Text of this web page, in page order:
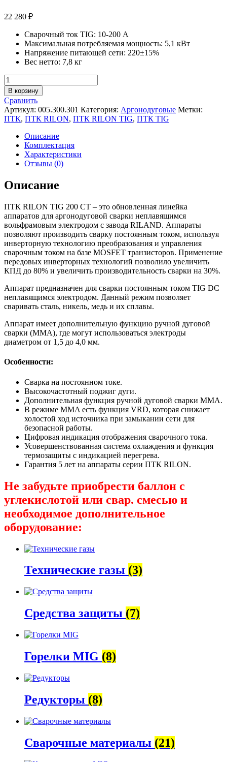
22 280 ₽
Сварочный ток TIG: 10-200 А
Максимальная потребляемая мощность: 5,1 кВт
Напряжение питающей сети: 220±15%
Вес нетто: 7,8 кг
Количество
товара
Аргонодуговой
аппарат
ПТК
RILON
TIG
В корзину
Сравнить
Артикул: 005.300.301 Категория: Аргонодуговые Метки:
ПТК, ПТК RILON, ПТК RILON TIG, ПТК TIG
Описание
Комплектация
Характеристики
Отзывы (0)
Описание
ПТК RILON TIG 200 CT – это обновленная линейка
аппаратов для аргонодуговой сварки неплавящимся
вольфрамовым электродом с завода RILAND. Аппараты
позволяют производить сварку постоянным током, используя
инверторную технологию преобразования и управления
сварочным током на базе MOSFET транзисторов. Применение
передовых инверторных технологий позволило увеличить
КПД до 80% и увеличить производительность сварки на 30%.
Аппарат предназначен для сварки постоянным током TIG DC
неплавящимся электродом. Данный режим позволяет
сваривать сталь, никель, медь и их сплавы.
Аппарат имеет дополнительную функцию ручной дуговой
сварки (MMA), где могут использоваться электроды
диаметром от 1,5 до 4,0 мм.
Особенности:
Сварка на постоянном токе.
Высокочастотный поджиг дуги.
Дополнительная функция ручной дуговой сварки MMA.
В режиме MMA есть функция VRD, которая снижает
холостой ход источника при замыкании сети для
безопасной работы.
Цифровая индикация отображения сварочного тока.
Усовершенствованная система охлаждения и функция
термозащиты с индикацией перегрева.
Гарантия 5 лет на аппараты серии ПТК RILON.
Не забудьте приобрести баллон с
углекислотой или свар. смесью и
необходимое дополнительное
оборудование:
Технические газы (3)
Средства защиты (7)
Горелки MIG (8)
Редукторы (8)
Сварочные материалы (21)